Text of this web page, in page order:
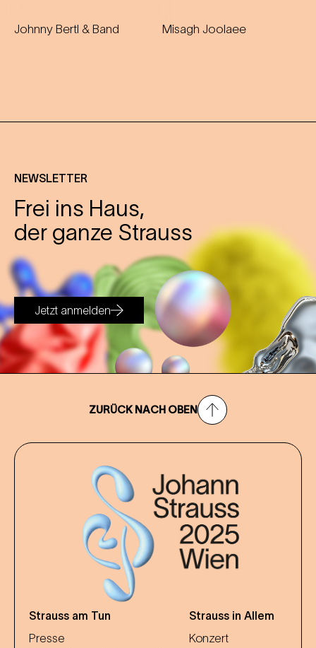
Johnny Bertl & Band Misagh Joolaee
NEWSLETTER
Frei ins Haus,
der ganze Strauss
Jetzt anmelden
ZURÜCK NACH OBEN
Strauss am Tun
Presse
Strauss in Allem
Konzert